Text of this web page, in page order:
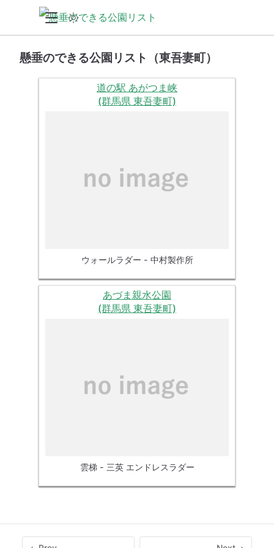
懸垂のできる公園リスト（東吾妻町）
道の駅 あがつま峡
(群馬県 東吾妻町)
ウォールラダー - 中村製作所
あづま親水公園
(群馬県 東吾妻町)
雲梯 - 三英 エンドレスラダー